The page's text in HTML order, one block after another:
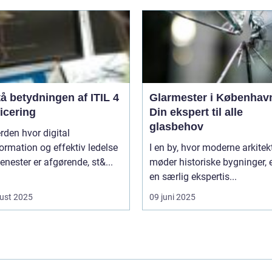
betydningen af ITIL 4
hvor digital
og effektiv ledelse
er afgørende, st&...
2025
Glarmester i
Din ekspert til alle
glasbehov
I en by, hvor moderne
møder historiske bygninger,
en særlig ekspertis...
09 juni 2025